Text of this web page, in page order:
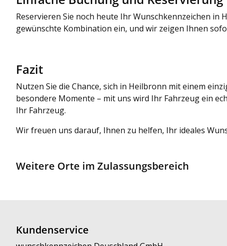
Reservieren Sie noch heute Ihr Wunschkennzeichen
gewünschte Kombination ein, und wir zeigen Ihnen
Fazit
Nutzen Sie die Chance, sich in Heilbronn mit einem
besondere Momente – mit uns wird Ihr Fahrzeug ein
Ihr Fahrzeug.
Wir freuen uns darauf, Ihnen zu helfen, Ihr ideales
Weitere Orte im Zulassungsbereich
Kundenservice